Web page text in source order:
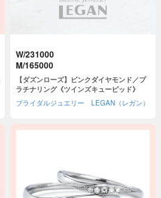
W/231000
M/165000
【ダズンローズ】ピンクダイヤモンド／プ
ラチナリング《ツインズキューピッド》
ブライダルジュエリー LEGAN（レガン）